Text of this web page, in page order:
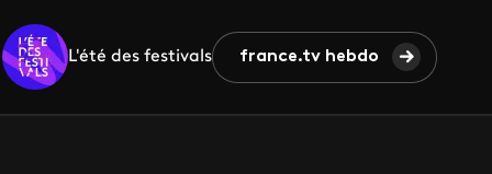
L'été des festivals france.tv hebdo